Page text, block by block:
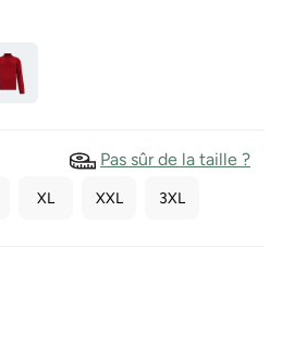
Pas sûr de la taille ?
XL XXL 3XL